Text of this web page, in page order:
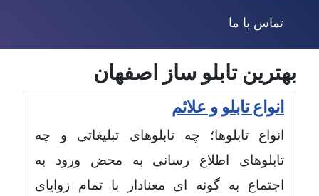
تماس با ما
بهترین تابلو ساز اصفهان
انواع تابلو و علائم
انواع تابلوها؛ چه تابلوهای تبلیغاتی و چه
تابلوهای اطلاع رسانی به محض ورود به
اجتماع به گونه ای معنادار با تمام زوایای